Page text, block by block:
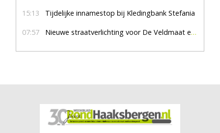
15:13 Tijdelijke innamestop bij Kledingbank Stefania
07:57 Nieuwe straatverlichting voor De Veldmaat en De Pas